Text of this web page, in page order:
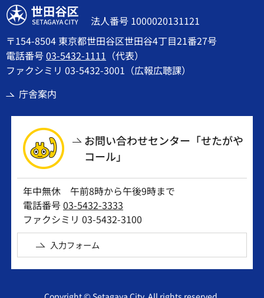
世田谷区
法人番号 1000020131121
〒154-8504 東京都世田谷区世田谷4丁目21番27号
電話番号03-5432-1111 （代表）
ファクシミリ 03-5432-3001（広報広聴課）
庁舎案内
お問い合わせセンター「せたがや
コール」
年中無休 午前8時から午後9時まで
電話番号03-5432-3333
ファクシミリ 03-5432-3100
入力フォーム